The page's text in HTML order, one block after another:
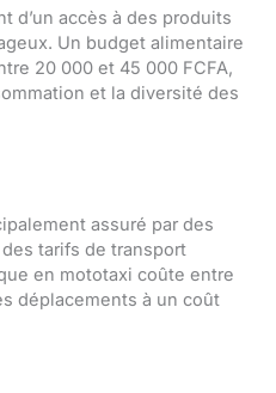
d’un accès à des produits
Un budget alimentaire
20 000 et 45 000 FCFA,
et la diversité des
assuré par des
tarifs de transport
en mototaxi coûte entre
déplacements à un coût